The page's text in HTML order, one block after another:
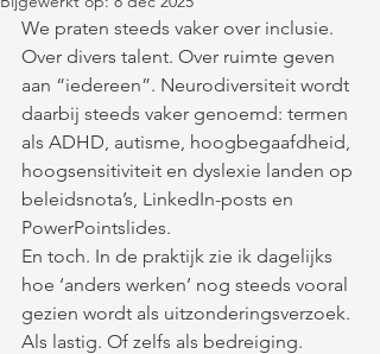
We praten steeds vaker over inclusie.
Over divers talent. Over ruimte geven
aan “iedereen”. Neurodiversiteit wordt
daarbij steeds vaker genoemd: termen
als ADHD, autisme, hoogbegaafdheid,
hoogsensitiviteit en dyslexie landen op
beleidsnota’s, LinkedIn-posts en
PowerPointslides.
En toch. In de praktijk zie ik dagelijks
hoe ‘anders werken’ nog steeds vooral
gezien wordt als uitzonderingsverzoek.
Als lastig. Of zelfs als bedreiging.